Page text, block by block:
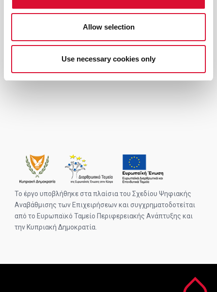
Allow selection
Use necessary cookies only
Το έργο υποβλήθηκε στα πλαίσια του Σχεδίου Ψηφιακής
Αναβάθμισης των Επιχειρήσεων και συγχρηματοδοτείται
από το Ευρωπαϊκό Ταμείο Περιφερειακής Ανάπτυξης και
την Κυπριακή Δημοκρατία.